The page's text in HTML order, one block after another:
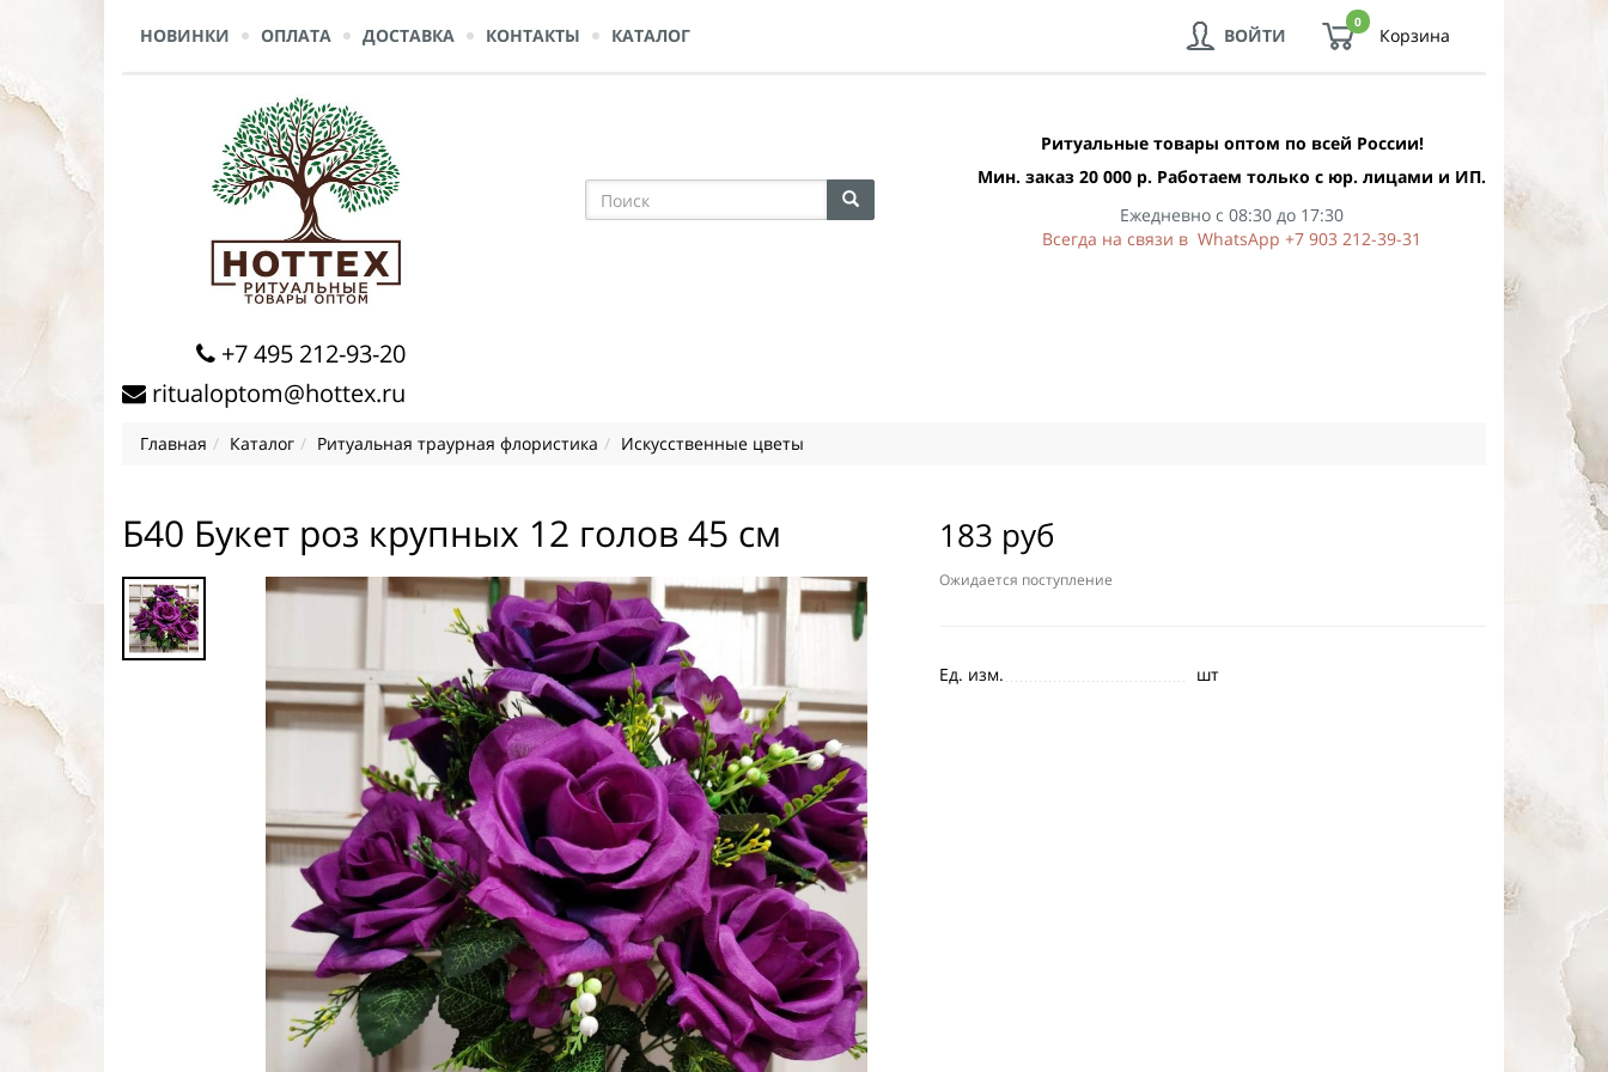
НОВИНКИ ОПЛАТА ДОСТАВКА КОНТАКТЫ КАТАЛОГ
0
Корзина
ВОЙТИ
Ритуальные товары оптом по всей России!
Мин. заказ 20 000 р. Работаем только с юр. лицами и ИП.
Ежедневно с 08:30 до 17:30
Всегда на связи в WhatsApp +7 903 212-39-31
+7 495 212-93-20
ritualoptom@hottex.ru
Главная Каталог Ритуальная траурная флористика Искусственные цветы
Б40 Букет роз крупных 12 голов 45 см 183 руб
Ожидается поступление
Ед. изм. шт